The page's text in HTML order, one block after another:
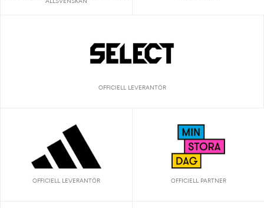
OFFICIELL LEVERANTÖR
OFFICIELL LEVERANTÖR OFFICIELL PARTNER